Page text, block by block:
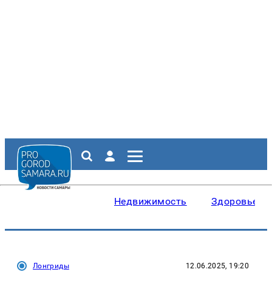
Недвижимость Здоровье
Лонгриды 12.06.2025, 19:20